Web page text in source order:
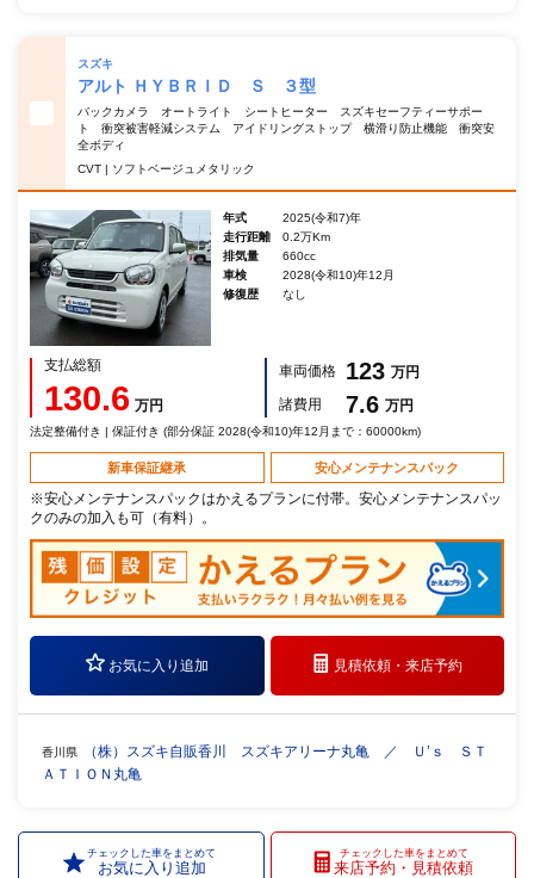
スズキ
アルト ＨＹＢＲＩＤ Ｓ ３型
バックカメラ オートライト シートヒーター スズキセーフティーサポー
ト 衝突被害軽減システム アイドリングストップ 横滑り防止機能 衝突安
全ボディ
CVT | ソフトベージュメタリック
年式
2025(令和7)年
走行距離
0.2万Km
排気量
660cc
車検
2028(令和10)年12月
修復歴
なし
支払総額
130.6 万円
車両価格 123 万円
諸費用
7.6 万円
法定整備付き | 保証付き (部分保証 2028(令和10)年12月まで：60000km)
新車保証継承 安心メンテナンスパック
※安心メンテナンスパックはかえるプランに付帯。安心メンテナンスパッ
クのみの加入も可（有料）。
お気に入り追加 見積依頼・来店予約
香川県
（株）スズキ自販香川 スズキアリーナ丸亀 ／ Ｕ’ｓ ＳＴ
ＡＴＩＯＮ丸亀
チェックした車をまとめて
お気に入り追加
チェックした車をまとめて
来店予約・見積依頼